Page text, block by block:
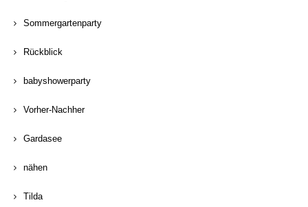
Sommergartenparty
Rückblick
babyshowerparty
Vorher-Nachher
Gardasee
nähen
Tilda